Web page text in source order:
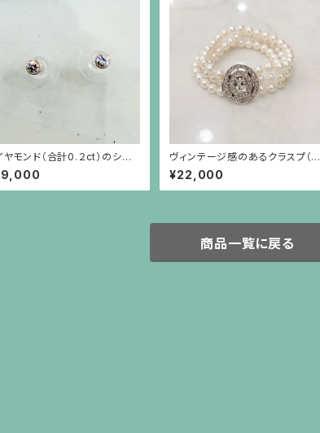
ヤモンド（合計0.２ct）のシン
な18金枠ピアス（18金ポスト）
ヴィンテージ感のあるクラスプ（銀
色）のパール3連ブレスレット
¥22,000
商品一覧に戻る